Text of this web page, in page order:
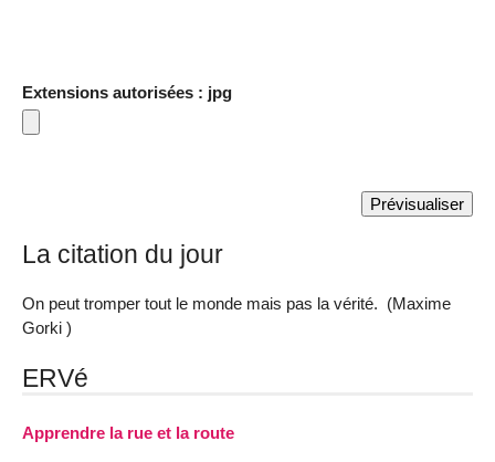
Extensions autorisées : jpg
La citation du jour
On peut tromper tout le monde mais pas la vérité. (Maxime
Gorki )
ERVé
Apprendre la rue et la route